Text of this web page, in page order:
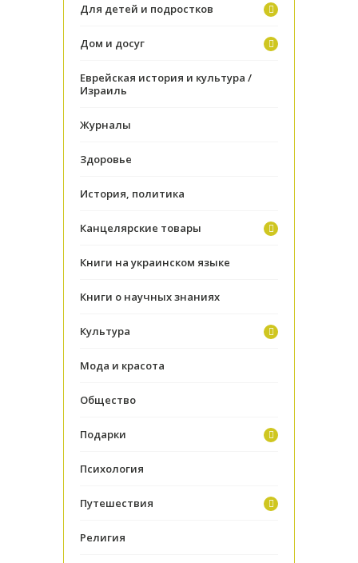
Для детей и подростков
Дом и досуг
Еврейская история и культура /
Израиль
Журналы
Здоровье
История, политика
Канцелярские товары
Книги на украинском языке
Книги о научных знаниях
Культура
Мода и красота
Общество
Подарки
Психология
Путешествия
Религия